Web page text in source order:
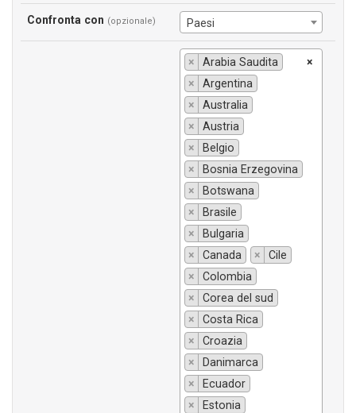
Confronta con (opzionale) Paesi
×
×
Arabia Saudita
×
Argentina
×
Australia
×
Austria
×
Belgio
×
Bosnia Erzegovina
×
Botswana
×
Brasile
×
Bulgaria
×
Canada ×
Cile
×
Colombia
×
Corea del sud
×
Costa Rica
×
Croazia
×
Danimarca
×
Ecuador
×
Estonia